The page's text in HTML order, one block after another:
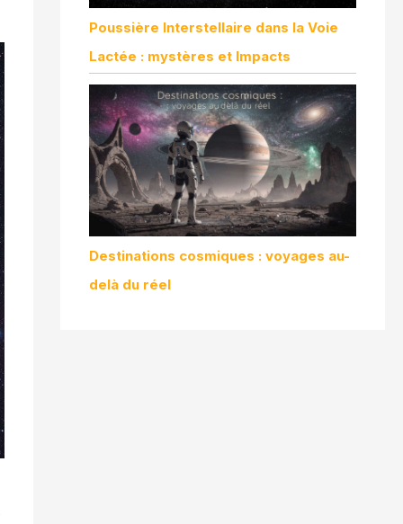
Poussière Interstellaire dans la Voie
Lactée : mystères et Impacts
Destinations cosmiques : voyages au-
delà du réel